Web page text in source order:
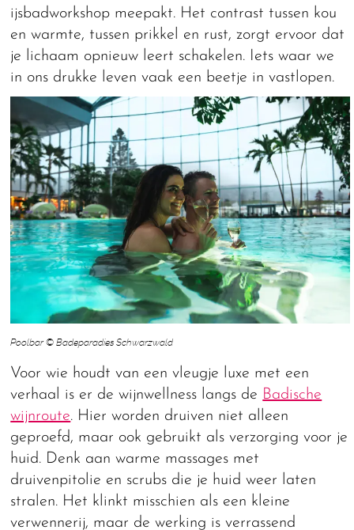
ijsbadworkshop meepakt. Het contrast tussen kou
en warmte, tussen prikkel en rust, zorgt ervoor dat
je lichaam opnieuw leert schakelen. Iets waar we
in ons drukke leven vaak een beetje in vastlopen.
Poolbar © Badeparadies Schwarzwald
Voor wie houdt van een vleugje luxe met een
verhaal is er de wijnwellness langs de Badische
wijnroute. Hier worden druiven niet alleen
geproefd, maar ook gebruikt als verzorging voor je
huid. Denk aan warme massages met
druivenpitolie en scrubs die je huid weer laten
stralen. Het klinkt misschien als een kleine
verwennerij, maar de werking is verrassend